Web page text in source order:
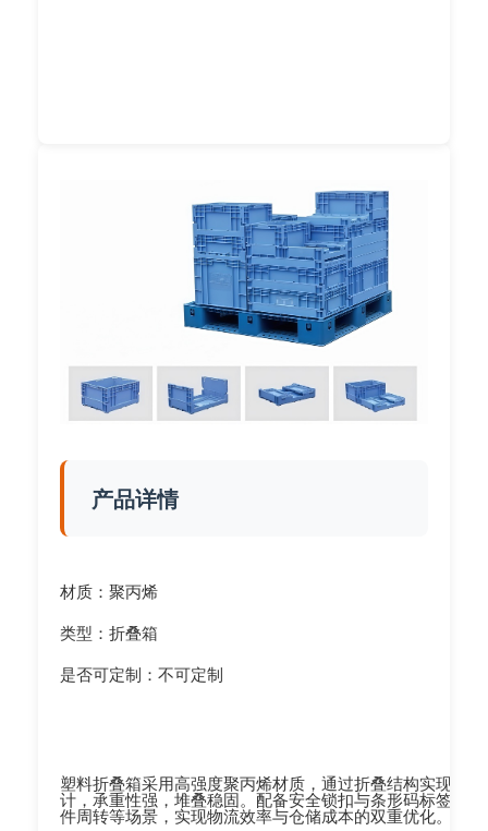
产品详情
材质：聚丙烯
类型：折叠箱
是否可定制：不可定制
塑料折叠箱采用高强度聚丙烯材质，通过折叠结构实现空
计，承重性强，堆叠稳固。配备安全锁扣与条形码标签位
件周转等场景，实现物流效率与仓储成本的双重优化。